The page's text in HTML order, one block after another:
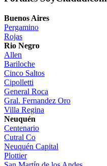
Buenos Aires
Pergamino
Rojas
Rio Negro
Allen
Bariloche
Cinco Saltos
Cipolletti
General Roca
Gral. Fernandez Oro
Villa Regina
Neuquén
Centenario
Cutral Co
Neuquén Capital
Plottier